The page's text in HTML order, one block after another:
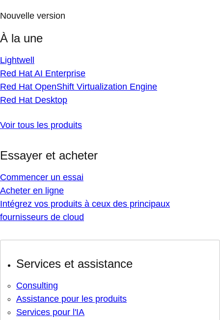
Nouvelle version
À la une
Lightwell
Red Hat AI Enterprise
Red Hat OpenShift Virtualization Engine
Red Hat Desktop
Voir tous les produits
Essayer et acheter
Commencer un essai
Acheter en ligne
Intégrez vos produits à ceux des principaux
fournisseurs de cloud
Services et assistance
Consulting
Assistance pour les produits
Services pour l'IA